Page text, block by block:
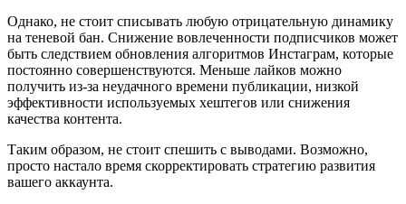
Однако, не стоит списывать любую отрицательную динамику
на теневой бан. Снижение вовлеченности подписчиков может
быть следствием обновления алгоритмов Инстаграм, которые
постоянно совершенствуются. Меньше лайков можно
получить из-за неудачного времени публикации, низкой
эффективности используемых хештегов или снижения
качества контента.
Таким образом, не стоит спешить с выводами. Возможно,
просто настало время скорректировать стратегию развития
вашего аккаунта.